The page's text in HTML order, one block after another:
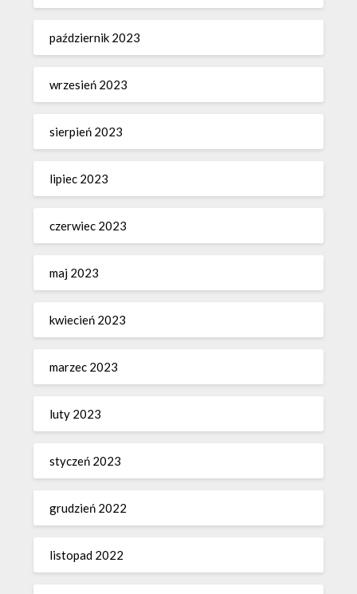
październik 2023
wrzesień 2023
sierpień 2023
lipiec 2023
czerwiec 2023
maj 2023
kwiecień 2023
marzec 2023
luty 2023
styczeń 2023
grudzień 2022
listopad 2022